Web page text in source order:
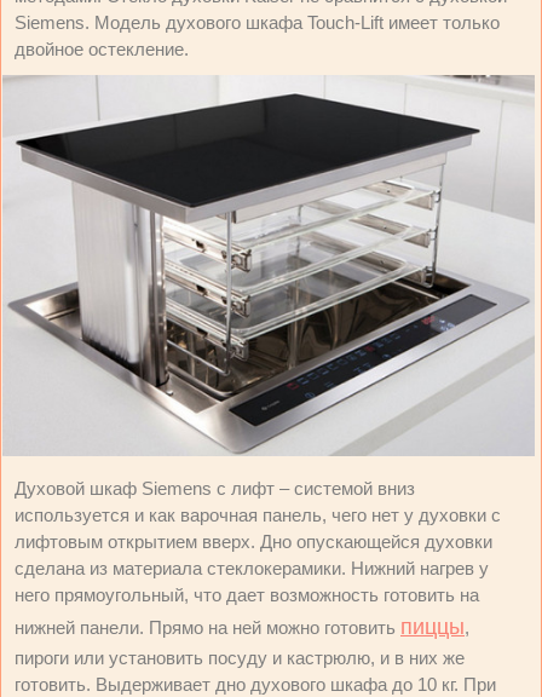
Siemens. Модель духового шкафа Touch-Lift имеет только
двойное остекление.
Духовой шкаф Siemens с лифт – системой вниз
используется и как варочная панель, чего нет у духовки с
лифтовым открытием вверх. Дно опускающейся духовки
сделана из материала стеклокерамики. Нижний нагрев у
него прямоугольный, что дает возможность готовить на
нижней панели. Прямо на ней можно готовить пиццы,
пироги или установить посуду и кастрюлю, и в них же
готовить. Выдерживает дно духового шкафа до 10 кг. При